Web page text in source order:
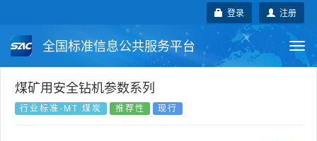
注册
登录
全国标准信息公共服务平台
国家标准 行业标准
煤矿用安全钻机参数系列
行业标准-MT 煤炭 推荐性 现行